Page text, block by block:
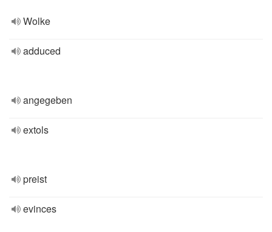
Wolke
adduced
angegeben
extols
preist
evinces